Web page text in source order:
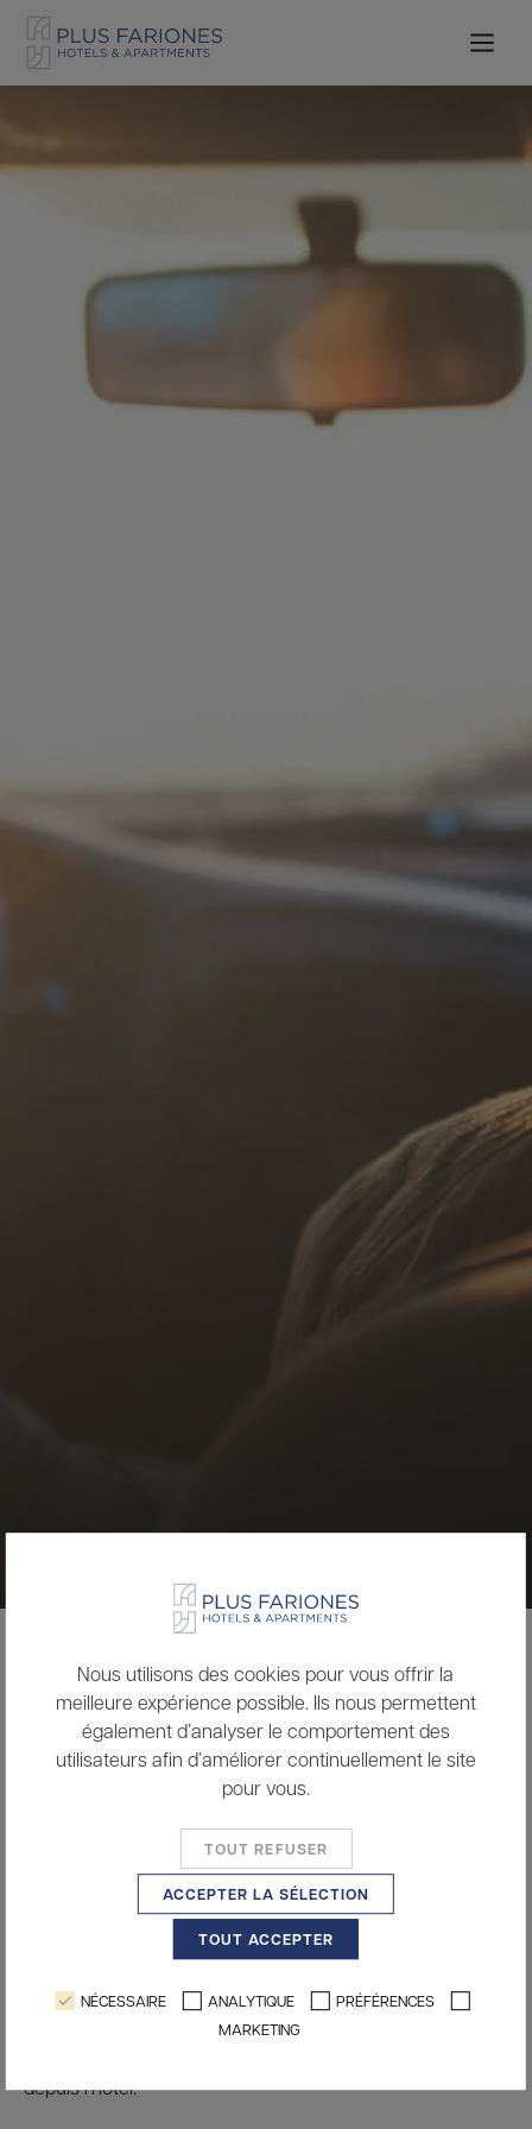
Location de voitures
Parcourez Lanzarote en toute liberté grâce à notre
depuis l’hôtel.
Nous utilisons des cookies pour vous offrir la
meilleure expérience possible. Ils nous permettent
également d’analyser le comportement des
utilisateurs afin d’améliorer continuellement le site
pour vous.
TOUT REFUSER
ACCEPTER LA SÉLECTION
TOUT ACCEPTER
NÉCESSAIRE ANALYTIQUE
PRÉFÉRENCES
MARKETING